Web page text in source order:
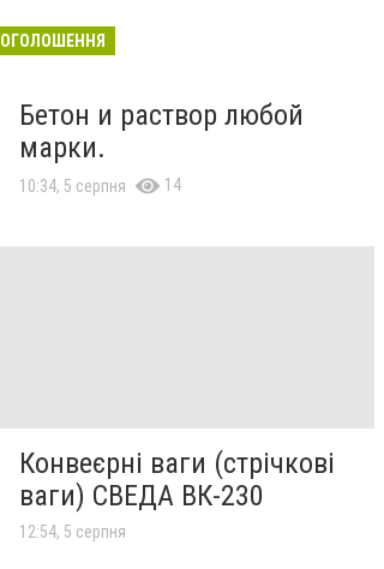
ОГОЛОШЕННЯ
Бетон и раствор любой
марки.
10:34, 5 серпня 14
Конвеєрні ваги (стрічкові
ваги) СВЕДА ВК-230
12:54, 5 серпня